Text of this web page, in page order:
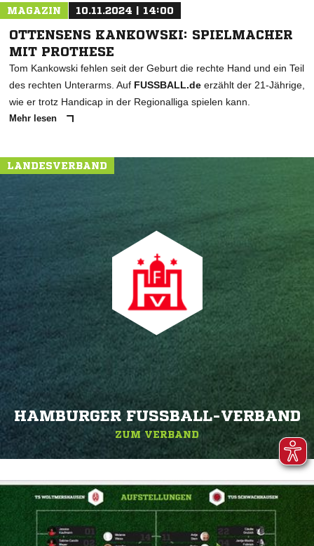
MAGAZIN 10.11.2024 | 14:00
OTTENSENS KANKOWSKI: SPIELMACHER
MIT PROTHESE
Tom Kankowski fehlen seit der Geburt die rechte Hand und ein Teil
des rechten Unterarms. Auf FUSSBALL.de erzählt der 21-Jährige,
wie er trotz Handicap in der Regionalliga spielen kann.
Mehr lesen
LANDESVERBAND
HAMBURGER FUSSBALL-VERBAND
ZUM VERBAND